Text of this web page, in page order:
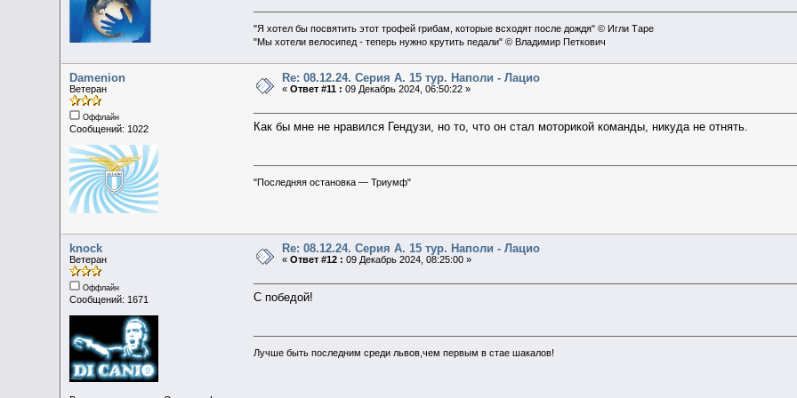
"Я хотел бы посвятить этот трофей грибам, которые всходят после дождя" © Игли Таре
"Мы хотели велосипед - теперь нужно крутить педали" © Владимир Петкович
Damenion
Ветеран
Оффлайн
Сообщений: 1022
Re: 08.12.24. Серия А. 15 тур. Наполи - Лацио
«Ответ #11 : 09 Декабрь 2024, 06:50:22 »
Как бы мне не нравился Гендузи, но то, что он стал моторикой команды, никуда не отнять.
"Последняя остановка — Триумф"
knock
Ветеран
Оффлайн
Сообщений: 1671
Re: 08.12.24. Серия А. 15 тур. Наполи - Лацио
«Ответ #12 : 09 Декабрь 2024, 08:25:00 »
С победой!
Лучше быть последним среди львов,чем первым в стае шакалов!